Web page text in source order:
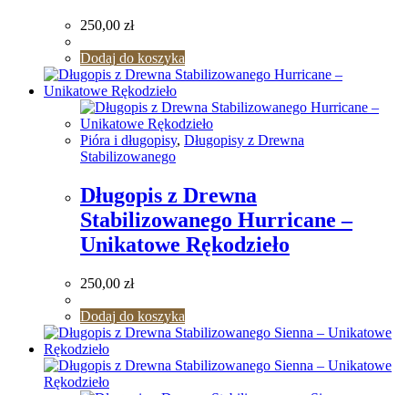
250,00 zł
Dodaj do koszyka
Pióra i długopisy, Długopisy z Drewna
Stabilizowanego
Długopis z Drewna
Stabilizowanego Hurricane –
Unikatowe Rękodzieło
250,00 zł
Dodaj do koszyka